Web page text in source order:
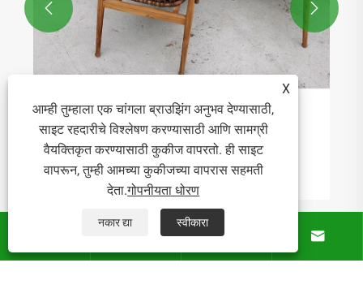
दीर्घकाळ टिकणाऱ्या फर्निचरसाठी टीक वुड डायनिंग ही
सर्वोत्तम निवड का आहे
अधिक प i हा >>
 
 
X
आम्ही तुम्हाला एक चांगला ब्राउझिंग अनुभव देण्यासाठी,
साइट रहदारीचे विश्लेषण करण्यासाठी आणि सामग्री
वैयक्तिकृत करण्यासाठी कुकीज वापरतो. ही साइट
वापरून, तुम्ही आमच्या कुकीजच्या वापरास सहमती
देता.गोपनीयता धोरण
नकार द्या स्वीकारा